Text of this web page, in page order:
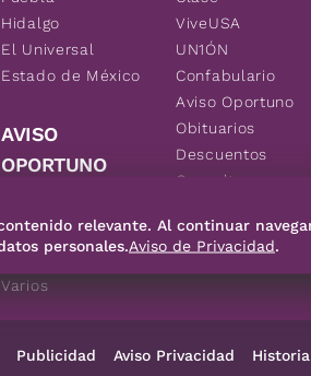
Hidalgo
El Universal
Estado de México
AVISO
OPORTUNO
Empleos
Vehículos
Varios
ViveUSA
UN1ÓN
Confabulario
Aviso Oportuno
Obituarios
Descuentos
Consultas
Publicidad Aviso Privacidad Historia
relevante. Al continuar
personales.Aviso de Privacidad.